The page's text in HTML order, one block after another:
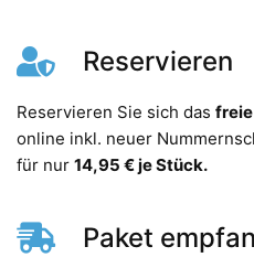
Reservieren
Reservieren Sie sich das
online inkl. neuer
für nur 14,95 € je Stück.
Paket